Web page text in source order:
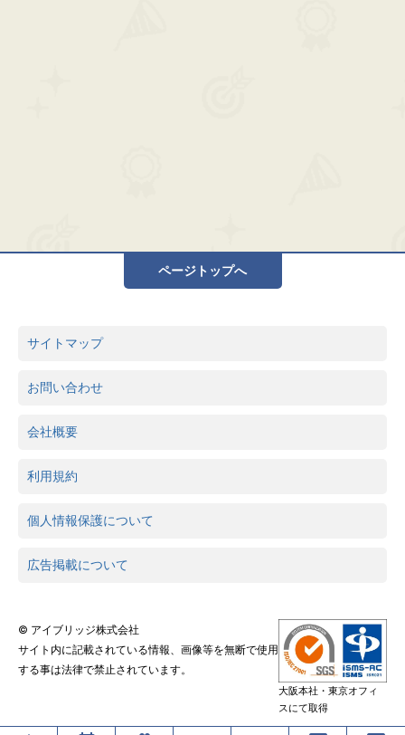
ページトップへ
サイトマップ
お問い合わせ
会社概要
利用規約
個人情報保護について
広告掲載について
© アイブリッジ株式会社
サイト内に記載されている情報、画像等を無断で使用
する事は法律で禁止されています。
大阪本社・東京オフィ
スにて取得